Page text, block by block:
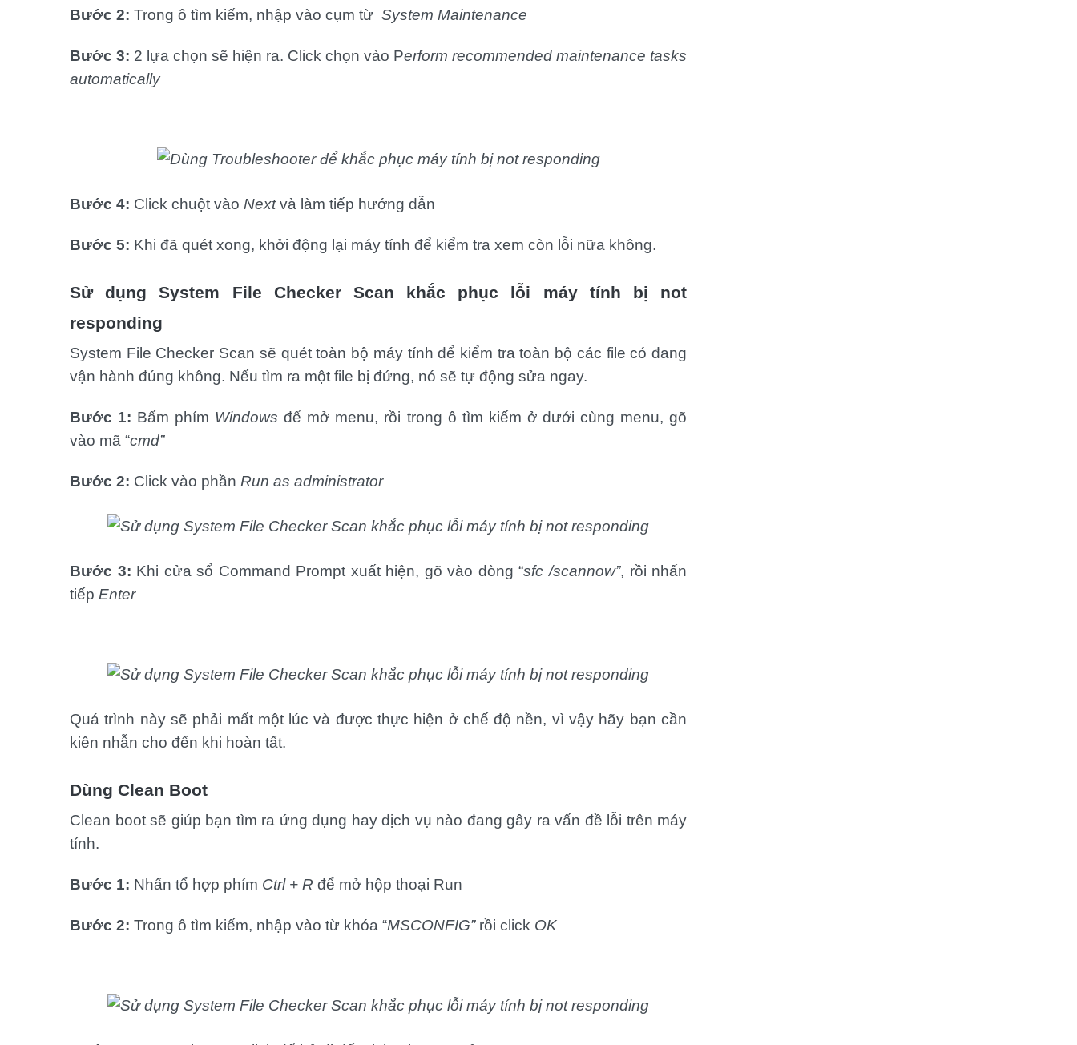
Bước 2: Trong ô tìm kiếm, nhập vào cụm từ System Maintenance
Bước 3: 2 lựa chọn sẽ hiện ra. Click chọn vào Perform recommended maintenance tasks
automatically
Bước 4: Click chuột vào Nextvà làm tiếp hướng dẫn
Bước 5: Khi đã quét xong, khởi động lại máy tính để kiểm tra xem còn lỗi nữa không.
Sử dụng System File Checker Scan khắc phục lỗi máy tính bị not
responding
System File Checker Scan sẽ quét toàn bộ máy tính để kiểm tra toàn bộ các file có đang
vận hành đúng không. Nếu tìm ra một file bị đứng, nó sẽ tự động sửa ngay.
Bước 1: Bấm phím Windowsđể mở menu, rồi trong ô tìm kiếm ở dưới cùng menu, gõ
vào mã “cmd”
Bước 2: Click vào phần Run as administrator
Bước 3: Khi cửa sổ Command Prompt xuất hiện, gõ vào dòng “sfc /scannow”, rồi nhấn
tiếp Enter
Quá trình này sẽ phải mất một lúc và được thực hiện ở chế độ nền, vì vậy hãy bạn cần
kiên nhẫn cho đến khi hoàn tất.
Dùng Clean Boot
Clean boot sẽ giúp bạn tìm ra ứng dụng hay dịch vụ nào đang gây ra vấn đề lỗi trên máy
tính.
Bước 1: Nhấn tổ hợp phím Ctrl + R để mở hộp thoại Run
Bước 2: Trong ô tìm kiếm, nhập vào từ khóa “MSCONFIG” rồi click OK